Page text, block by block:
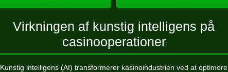
Virkningen af ​​kunstig intelligens på
casinooperationer
Kunstig intelligens (AI) transformerer kasinoindustrien ved at optimere